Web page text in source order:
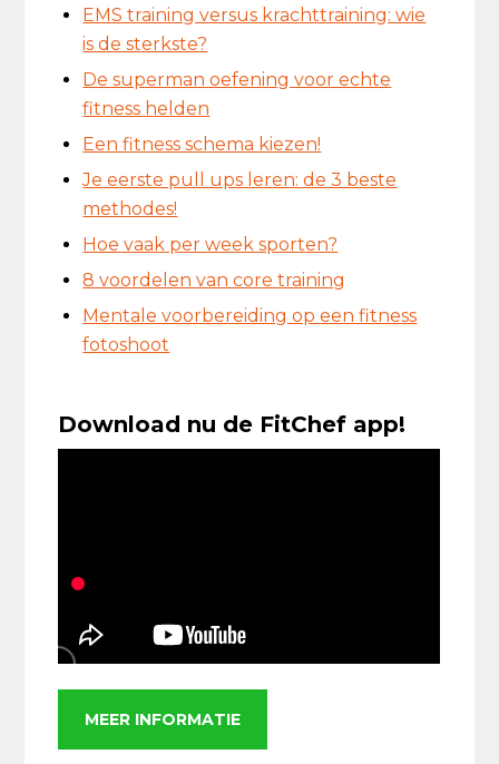
EMS training versus krachttraining: wie
is de sterkste?
De superman oefening voor echte
fitness helden
Een fitness schema kiezen!
Je eerste pull ups leren: de 3 beste
methodes!
Hoe vaak per week sporten?
8 voordelen van core training
Mentale voorbereiding op een fitness
fotoshoot
Download nu de FitChef app!
MEER INFORMATIE